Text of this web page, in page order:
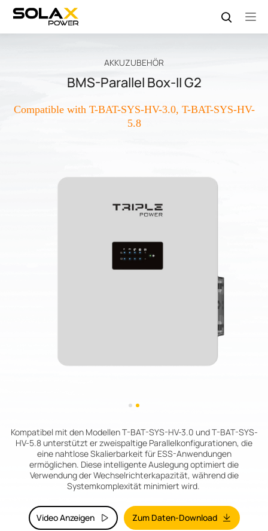
AKKUZUBEHÖR
BMS-Parallel Box-II G2
Compatible with T-BAT-SYS-HV-3.0, T-BAT-SYS-HV-
5.8
Kompatibel mit den Modellen T-BAT-SYS-HV-3.0 und T-BAT-SYS-
HV-5.8 unterstützt er zweispaltige Parallelkonfigurationen, die
eine nahtlose Skalierbarkeit für ESS-Anwendungen
ermöglichen. Diese intelligente Auslegung optimiert die
Verwendung der Wechselrichterkapazität, während die
Systemkomplexität minimiert wird.
Video Anzeigen Zum Daten-Download